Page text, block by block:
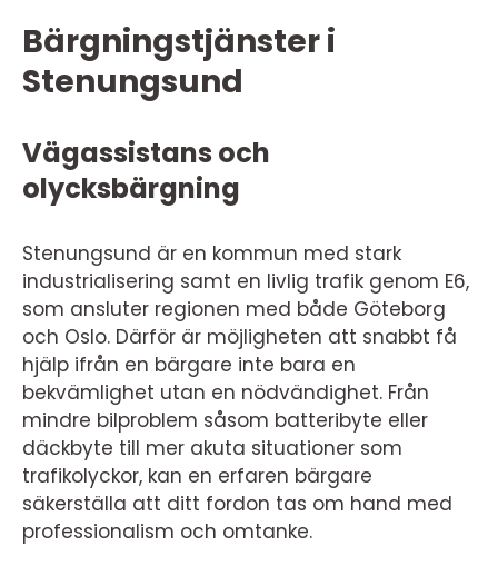
Bärgningstjänster i
Stenungsund
Vägassistans och
olycksbärgning
Stenungsund är en kommun med stark
industrialisering samt en livlig trafik genom E6,
som ansluter regionen med både Göteborg
och Oslo. Därför är möjligheten att snabbt få
hjälp ifrån en bärgare inte bara en
bekvämlighet utan en nödvändighet. Från
mindre bilproblem såsom batteribyte eller
däckbyte till mer akuta situationer som
trafikolyckor, kan en erfaren bärgare
säkerställa att ditt fordon tas om hand med
professionalism och omtanke.